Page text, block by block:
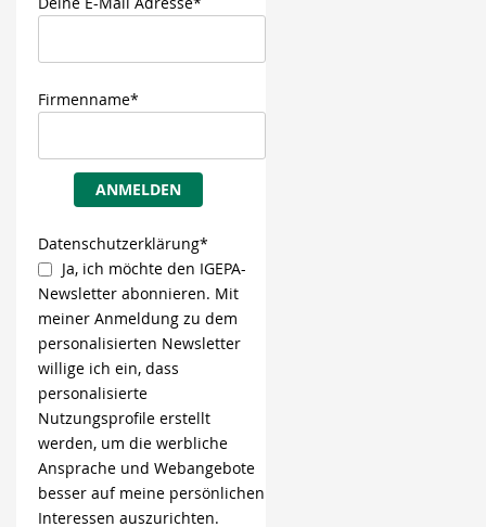
Firmenname*
ANMELDEN
Datenschutzerklärung*
Ja, ich möchte den IGEPA-
Newsletter abonnieren. Mit
meiner Anmeldung zu dem
personalisierten Newsletter
willige ich ein, dass
personalisierte
Nutzungsprofile erstellt
werden, um die werbliche
Ansprache und Webangebote
besser auf meine persönlichen
Interessen auszurichten.